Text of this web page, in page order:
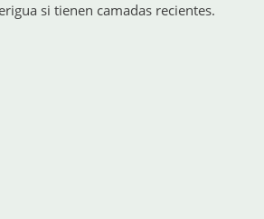
si tienen camadas recientes.